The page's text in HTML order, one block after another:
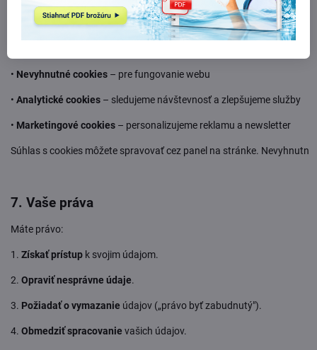
6. Cookies a sledovacie technológie
• Nevyhnutné cookies – pre fungovanie webu
• Analytické cookies – sledujeme návštevnosť a zlepšujeme služby
• Marketingové cookies – personalizujeme reklamu a newsletter
Súhlas s cookies môžete spravovať cez panel na stránke.
7. Vaše práva
Máte právo:
1. Získať prístup k svojim údajom.
2. Opraviť nesprávne údaje.
3. Požiadať o vymazanie údajov („právo byť zabudnutý").
4. Obmedziť spracovanie vašich údajov.